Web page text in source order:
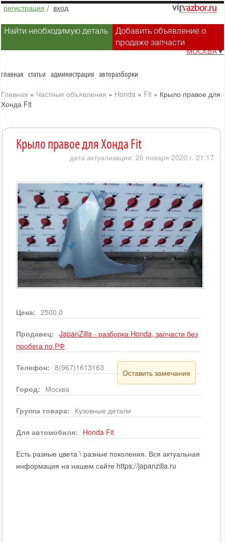
регистрация / вход
Найти необходимую деталь
Добавить объявление о
продаже запчасти
МОСКВА▼
главная статьи администрация авторазборки
Главная » Частные объявления » Honda » Fit » Крыло правое для
Хонда Fit
Крыло правое для Хонда Fit
дата актуализации: 26 января 2020 г. 21:17
Цена: 2500,0
Продавец: JapanZilla - разборка Honda, запчасти без
пробега по РФ
Телефон: 8(967)1613163
Оставить замечание
Город: Москва
Группа товара: Кузовные детали
Для автомобиля: Honda Fit
Есть разные цвета \ разные поколения. Вся актуальная
информация на нашем сайте https://japanzilla.ru